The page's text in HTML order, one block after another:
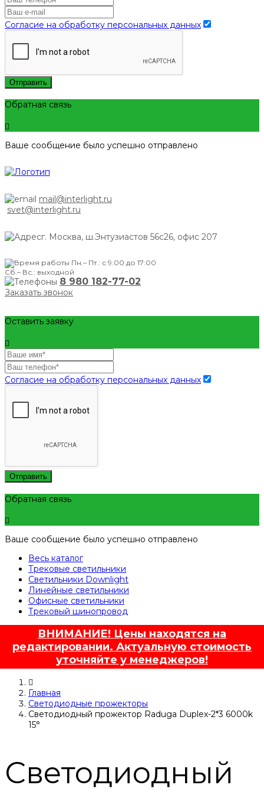
Согласие на обработку персональных данных
Отправить
Обратная связь
Ваше сообщение было успешно отправлено
mail@interlight.ru
svet@interlight.ru
г. Москва, ш.Энтузиастов 56с26, офис 207
Пн.– Пт.: с 9:00 до 17:00
Сб.– Вс.: выходной
8 980 182-77-02
Заказать звонок
Оставить заявку
Согласие на обработку персональных данных
Отправить
Обратная связь
Ваше сообщение было успешно отправлено
Весь каталог
Трековые светильники
Светильники Downlight
Линейные светильники
Офисные светильники
Трековый шинопровод
ВНИМАНИЕ! Цены находятся на
редактировании. Актуальную стоимость
уточняйте у менеджеров!
Главная
Светодиодные прожекторы
Светодиодный прожектор Raduga Duplex-2*3 6000k
15°
Светодиодный